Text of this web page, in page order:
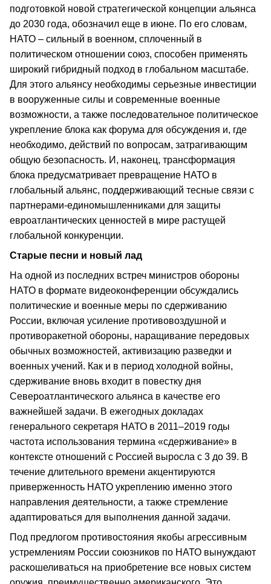
подготовкой новой стратегической концепции альянса
до 2030 года, обозначил еще в июне. По его словам,
НАТО – сильный в военном, сплоченный в
политическом отношении союз, способен применять
широкий гибридный подход в глобальном масштабе.
Для этого альянсу необходимы серьезные инвестиции
в вооруженные силы и современные военные
возможности, а также последовательное политическое
укрепление блока как форума для обсуждения и, где
необходимо, действий по вопросам, затрагивающим
общую безопасность. И, наконец, трансформация
блока предусматривает превращение НАТО в
глобальный альянс, поддерживающий тесные связи с
партнерами-единомышленниками для защиты
евроатлантических ценностей в мире растущей
глобальной конкуренции.
Старые песни и новый лад
На одной из последних встреч министров обороны
НАТО в формате видеоконференции обсуждались
политические и военные меры по сдерживанию
России, включая усиление противовоздушной и
противоракетной обороны, наращивание передовых
обычных возможностей, активизацию разведки и
военных учений. Как и в период холодной войны,
сдерживание вновь входит в повестку дня
Североатлантического альянса в качестве его
важнейшей задачи. В ежегодных докладах
генерального секретаря НАТО в 2011–2019 годы
частота использования термина «сдерживание» в
контексте отношений с Россией выросла с 3 до 39. В
течение длительного времени акцентируются
приверженность НАТО укреплению именно этого
направления деятельности, а также стремление
адаптироваться для выполнения данной задачи.
Под предлогом противостояния якобы агрессивным
устремлениям России союзников по НАТО вынуждают
раскошеливаться на приобретение все новых систем